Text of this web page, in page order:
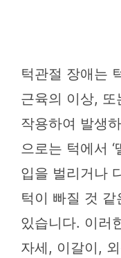
턱관절 장애는
근육의 이상,
작용하여 발생
으로는 턱에서
입을 벌리거나
턱이 빠질 것
있습니다. 이러
자세, 이갈이,